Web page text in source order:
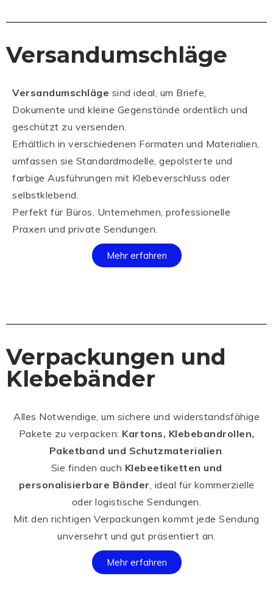
Versandumschläge
Versandumschläge sind ideal, um Briefe,
Dokumente und kleine Gegenstände ordentlich und
geschützt zu versenden.
Erhältlich in verschiedenen Formaten und Materialien,
umfassen sie Standardmodelle, gepolsterte und
farbige Ausführungen mit Klebeverschluss oder
selbstklebend.
Perfekt für Büros, Unternehmen, professionelle
Praxen und private Sendungen.
Mehr erfahren
Verpackungen und
Klebebänder
Alles Notwendige, um sichere und widerstandsfähige
Pakete zu verpacken: Kartons, Klebebandrollen,
Paketband und Schutzmaterialien
Sie finden auch Klebeetiketten und
personalisierbare Bänder , ideal für kommerzielle
oder logistische Sendungen.
Mit den richtigen Verpackungen kommt jede Sendung
unversehrt und gut präsentiert an.
Mehr erfahren